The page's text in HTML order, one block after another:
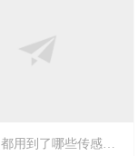
自动驾驶都用到了哪些传感器？窍门网告诉你这些关键传感器为自动驾驶提供支持